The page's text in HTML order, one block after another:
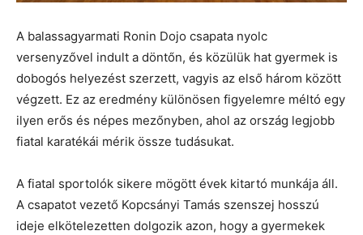
A balassagyarmati Ronin Dojo csapata nyolc
versenyzővel indult a döntőn, és közülük hat gyermek is
dobogós helyezést szerzett, vagyis az első három között
végzett. Ez az eredmény különösen figyelemre méltó egy
ilyen erős és népes mezőnyben, ahol az ország legjobb
fiatal karatékái mérik össze tudásukat.
A fiatal sportolók sikere mögött évek kitartó munkája áll.
A csapatot vezető Kopcsányi Tamás szenszej hosszú
ideje elkötelezetten dolgozik azon, hogy a gyermekek